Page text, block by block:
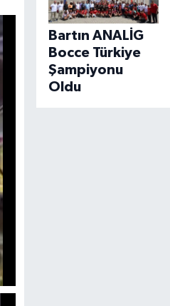
Bartın ANALİG
Bocce Türkiye
Şampiyonu
Oldu